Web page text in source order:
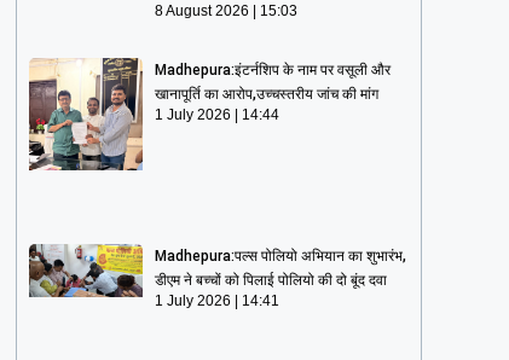
8 August 2026
15:03
Madhepura:इंटर्नशिप के नाम पर वसूली और
खानापूर्ति का आरोप,उच्चस्तरीय जांच की मांग
1 July 2026
14:44
Madhepura:पल्स पोलियो अभियान का शुभारंभ,
डीएम ने बच्चों को पिलाई पोलियो की दो बूंद दवा
1 July 2026
14:41